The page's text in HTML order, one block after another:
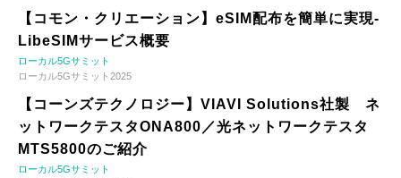
【コモン・クリエーション】eSIM配布を簡単に実現-
LibeSIMサービス概要
ローカル5Gサミット
ローカル5Gサミット2025
【コーンズテクノロジー】VIAVI Solutions社製 ネ
ットワークテスタONA800／光ネットワークテスタ
MTS5800のご紹介
ローカル5Gサミット